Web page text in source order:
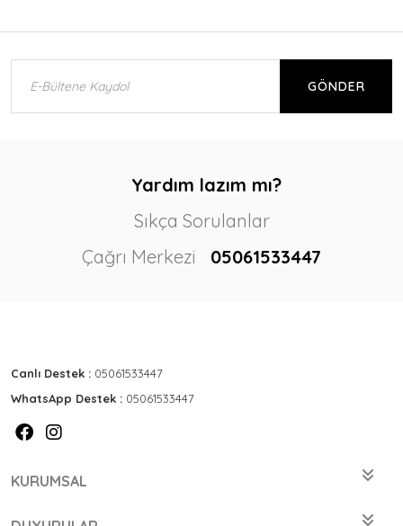
GÖNDER
Yardım lazım mı?
Sıkça Sorulanlar
Çağrı Merkezi
05061533447
Canlı Destek : 05061533447
WhatsApp Destek : 05061533447
KURUMSAL